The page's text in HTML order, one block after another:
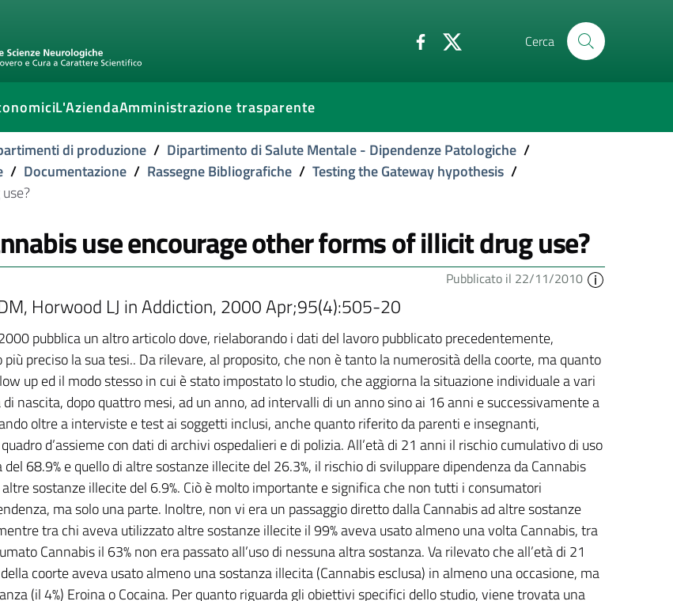
Cerca
L'AziendaAmministrazione trasparente
di produzione / Dipartimento di Salute Mentale - Dipendenze Patologiche /
/ Documentazione / Rassegne Bibliografiche / Testing the Gateway hypothesis /
use encourage other forms of illicit drug use?
Pubblicato il 22/11/2010
Horwood LJ in Addiction, 2000 Apr;95(4):505-20
pubblica un altro articolo dove, rielaborando i dati del lavoro pubblicato precedentemente,
più preciso la sua tesi.. Da rilevare, al proposito, che non è tanto la numerosità della coorte, ma quanto
up ed il modo stesso in cui è stato impostato lo studio, che aggiorna la situazione individuale a vari
nascita, dopo quattro mesi, ad un anno, ad intervalli di un anno sino ai 16 anni e successivamente a
oltre a interviste e test ai soggetti inclusi, anche quanto riferito da parenti e insegnanti,
d’assieme con dati di archivi ospedalieri e di polizia. All’età di 21 anni il rischio cumulativo di uso
del 68.9% e quello di altre sostanze illecite del 26.3%, il rischio di sviluppare dipendenza da Cannabis
altre sostanze illecite del 6.9%. Ciò è molto importante e significa che non tutti i consumatori
ma solo una parte. Inoltre, non vi era un passaggio diretto dalla Cannabis ad altre sostanze
tra chi aveva utilizzato altre sostanze illecite il 99% aveva usato almeno una volta Cannabis, tra
Cannabis il 63% non era passato all’uso di nessuna altra sostanza. Va rilevato che all’età di 21
coorte aveva usato almeno una sostanza illecita (Cannabis esclusa) in almeno una occasione, ma
(il 4%) Eroina o Cocaina. Per quanto riguarda gli obiettivi specifici dello studio, viene trovata una